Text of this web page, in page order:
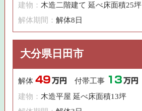
建物：木造二階建て 延べ床面積25坪
解体期間：解体8日
大分県日田市
解体49 万円 付帯工事 13 万円
建物： 木造平屋 延べ床面積13坪